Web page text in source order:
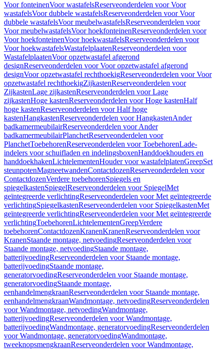
Voor fonteinenVoor wastafelsReserveonderdelen voor Voor
wastafelsVoor dubbele wastafelsReserveonderdelen voor Voor
dubbele wastafelsVoor meubelwastafelsReserveonderdelen voor
Voor meubelwastafelsVoor hoekfonteinenReserveonderdelen voor
Voor hoekfonteinenVoor hoekwastafelsReserveonderdelen voor
Voor hoekwastafelsWastafelplaatenReserveonderdelen voor
WastafelplaatenVoor opzetwastafel afgerond
designReserveonderdelen voor Voor opzetwastafel afgerond
designVoor opzetwastafel rechthoekigReserveonderdelen voor Voor
opzetwastafel rechthoekigZijkastenReserveonderdelen voor
ZijkastenLage zijkastenReserveonderdelen voor Lage
zijkastenHoge kastenReserveonderdelen voor Hoge kastenHalf
hoge kastenReserveonderdelen voor Half hoge
kastenHangkastenReserveonderdelen voor HangkastenAnder
badkamermeubilairReserveonderdelen voor Ander
badkamermeubilairPlanchetReserveonderdelen voor
PlanchetToebehorenReserveonderdelen voor ToebehorenLade-
indelers voor schuifladen en indelingsboxenHanddoekhouders en
handdoekhakenLichtelementenHouder voor wastafelplatenGreepSet
steunpotenMagneetwandenContactdozenReserveonderdelen voor
ContactdozenVerdere toebehorenSpiegels en
spiegelkastenSpiegelReserveonderdelen voor SpiegelMet
geïntegreerde verlichtingReserveonderdelen voor Met geïntegreerde
verlichtingSpiegelkastenReserveonderdelen voor SpiegelkastenMet
geïntegreerde verlichtingReserveonderdelen voor Met geïntegreerde
verlichtingToebehorenLichtelementenGreepVerdere
toebehorenContactdozenKranenKranenReserveonderdelen voor
KranenStaande montage, netvoedingReserveonderdelen voor
Staande montage, netvoedingStaande montage,
batterijvoedingReserveonderdelen voor Staande montage,
batterijvoedingStaande montage,
generatorvoedingReserveonderdelen voor Staande montage,
generatorvoedingStaande montage,
eenhandelmengkraanReserveonderdelen voor Staande montage,
eenhandelmengkraanWandmontage, netvoedingReserveonderdelen
voor Wandmontage, netvoedingWandmontage,
batterijvoedingReserveonderdelen voor Wandmontage,
batterijvoedingWandmontage, generatorvoedingReserveonderdelen
voor Wandmontage, generatorvoedingWandmontage,
tweeknopsmengkraanReserveonderdelen voor Wandmontage,